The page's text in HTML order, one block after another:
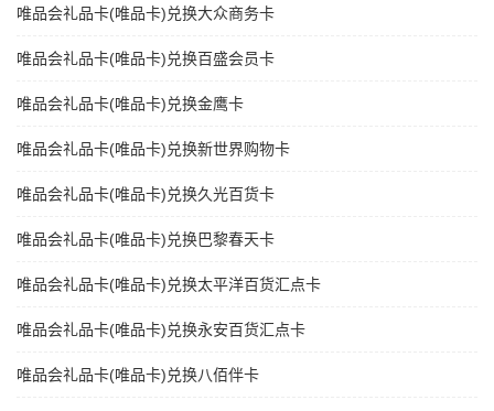
唯品会礼品卡(唯品卡)兑换大众商务卡
唯品会礼品卡(唯品卡)兑换百盛会员卡
唯品会礼品卡(唯品卡)兑换金鹰卡
唯品会礼品卡(唯品卡)兑换新世界购物卡
唯品会礼品卡(唯品卡)兑换久光百货卡
唯品会礼品卡(唯品卡)兑换巴黎春天卡
唯品会礼品卡(唯品卡)兑换太平洋百货汇点卡
唯品会礼品卡(唯品卡)兑换永安百货汇点卡
唯品会礼品卡(唯品卡)兑换八佰伴卡